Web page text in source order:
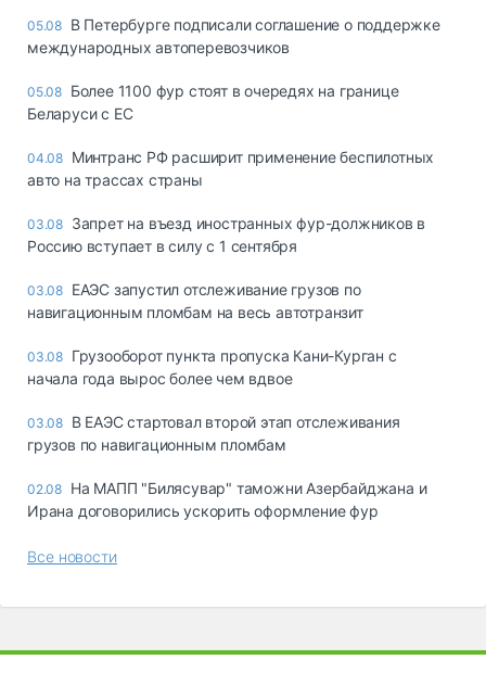
05.08 В Петербурге подписали соглашение о поддержке
международных автоперевозчиков
05.08 Более 1100 фур стоят в очередях на границе
Беларуси с ЕС
04.08 Минтранс РФ расширит применение беспилотных
авто на трассах страны
03.08 Запрет на въезд иностранных фур-должников в
Россию вступает в силу с 1 сентября
03.08 ЕАЭС запустил отслеживание грузов по
навигационным пломбам на весь автотранзит
03.08 Грузооборот пункта пропуска Кани-Курган с
начала года вырос более чем вдвое
03.08 В ЕАЭС стартовал второй этап отслеживания
грузов по навигационным пломбам
02.08 На МАПП "Билясувар" таможни Азербайджана и
Ирана договорились ускорить оформление фур
Все новости